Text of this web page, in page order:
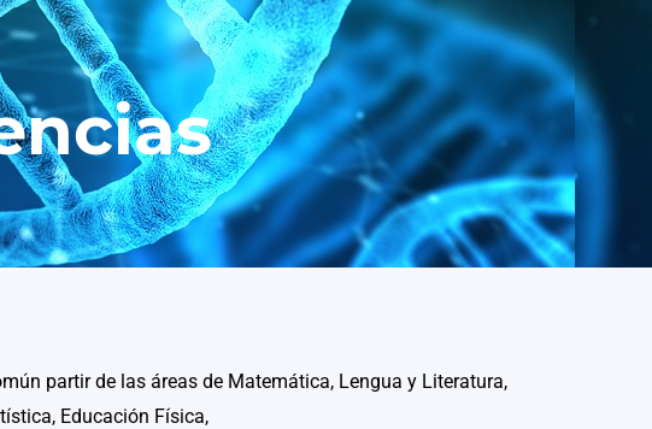
partir de las áreas de Matemática, Lengua y Literatura,
Educación Física,